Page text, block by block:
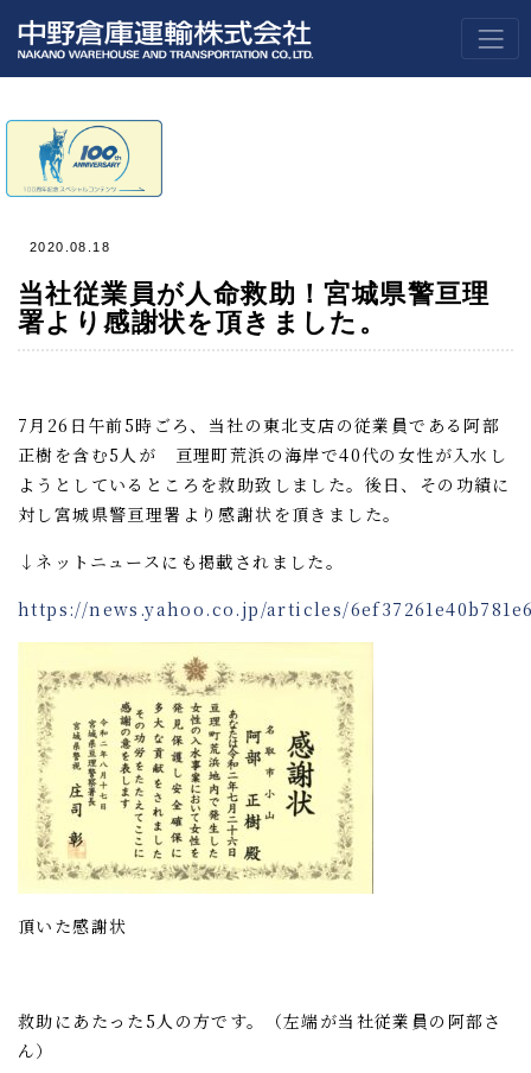
2020.08.18
当社従業員が人命救助！宮城県警亘理
署より感謝状を頂きました。
7月26日午前5時ごろ、当社の東北支店の従業員である阿部
正樹を含む5人が 亘理町荒浜の海岸で40代の女性が入水し
ようとしているところを救助致しました。後日、その功績に
対し宮城県警亘理署より感謝状を頂きました。
↓ネットニュースにも掲載されました。
https://news.yahoo.co.jp/articles/
頂いた感謝状
救助にあたった5人の方です。（左端が当社従業員の阿部さ
ん）